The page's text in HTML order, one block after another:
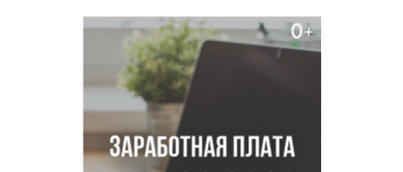
Покрытие рулежных дорожек обновили в аэропорту
Толмачево по нацпроекту
В Новосибирске зафиксирован рост заболеваемости
энтеровирусной инфекцией